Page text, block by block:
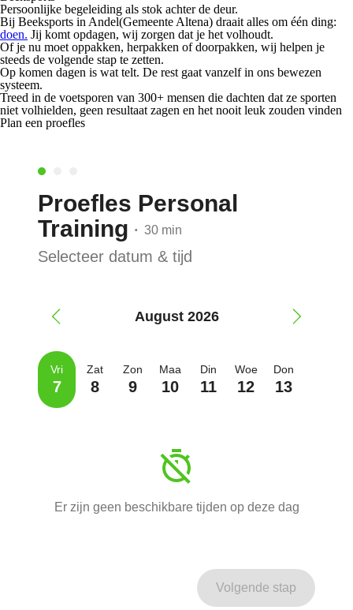
Persoonlijke begeleiding als stok achter de deur.
Bij Beeksports in Andel(Gemeente Altena) draait alles om één ding:
doen. Jij komt opdagen, wij zorgen dat je het volhoudt.
Of je nu moet oppakken, herpakken ofdoorpakken, wij helpen je
steeds de volgende stap te zetten.
Op komen dagen is wat telt. De rest gaat vanzelf in ons bewezen
systeem.
Treed in de voetsporen van 300+ mensen die dachten dat ze sporten
niet volhielden, geen resultaat zagen en het nooit leuk zouden vinden
Plan een proefles
Proefles Personal
Training
• 30 min
Selecteer datum & tijd
August 2026
Vri
7
Zat
8
Zon
9
Maa
10
Din
11
Woe
12
Don
13
Er zijn geen beschikbare tijden op deze dag
Volgende stap